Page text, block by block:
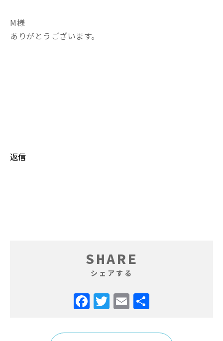
M様
ありがとうございます。
返信
SHARE
シェアする